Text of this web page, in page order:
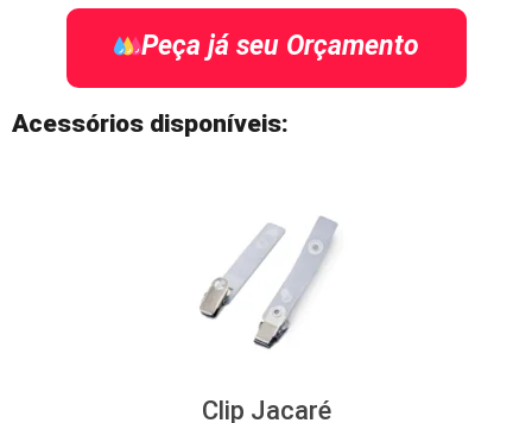
Peça já seu Orçamento
Acessórios disponíveis:
Clip Jacaré